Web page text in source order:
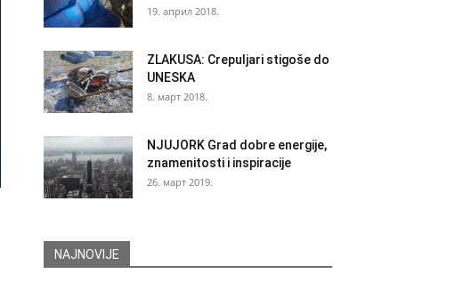
19. април 2018.
ZLAKUSA: Crepuljari stigoše do
UNESKA
8. март 2018.
NJUJORK Grad dobre energije,
znamenitosti i inspiracije
26. март 2019.
NAJNOVIJE